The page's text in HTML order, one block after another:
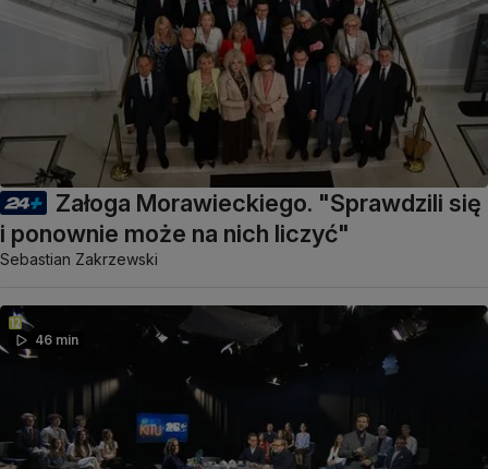
Załoga Morawieckiego. "Sprawdzili się
i ponownie może na nich liczyć"
Sebastian Zakrzewski
46 min